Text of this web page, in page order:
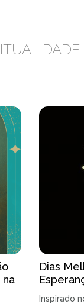
na
Dias
Inspirado